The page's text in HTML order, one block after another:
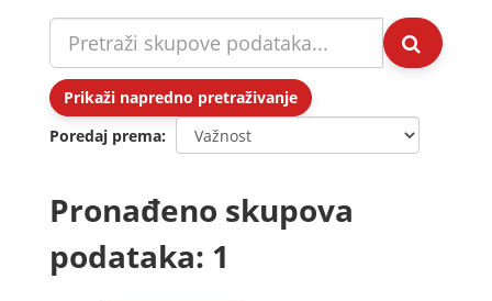
Prikaži napredno pretraživanje
Poredaj prema
Pronađeno skupova
podataka: 1